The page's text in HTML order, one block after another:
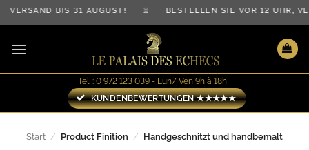
Zum
Inhalt
springen
BIS 31 AUGUST! ♖ BESTELLEN SIE VOR 12 UHR,
Tel. : 0 972 123 039 - Lun/ Ven 9h à 18h
KUNDENBEWERTUNGEN ★★★★★
Start / Product Finition / Handgeschnitzt und handbemalt